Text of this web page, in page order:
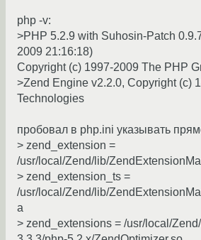
php -v:
>PHP 5.2.9 with Suhosin-Patch
2009 21:16:18)
Copyright (c) 1997-2009 The PHP
>Zend Engine v2.2.0, Copyright (c)
Technologies
пробовал в php.ini указывать
> zend_extension =
/usr/local/Zend/lib/
> zend_extension_ts =
/usr/local/Zend/lib/
а
> zend_extensions = /usr/local/